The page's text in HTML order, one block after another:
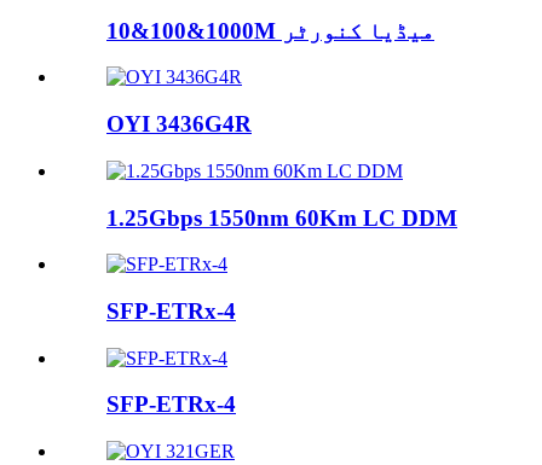
10&100&1000M میڈیا کنورٹر
OYI 3436G4R
1.25Gbps 1550nm 60Km LC DDM
SFP-ETRx-4
SFP-ETRx-4